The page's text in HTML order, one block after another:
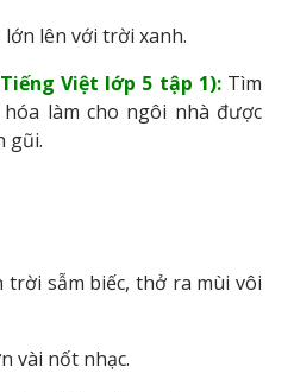
lên với trời xanh.
Việt lớp 5 tập 1):Tìm
làm cho ngôi nhà được
gũi.
sẫm biếc, thở ra mùi vôi
vài nốt nhạc.